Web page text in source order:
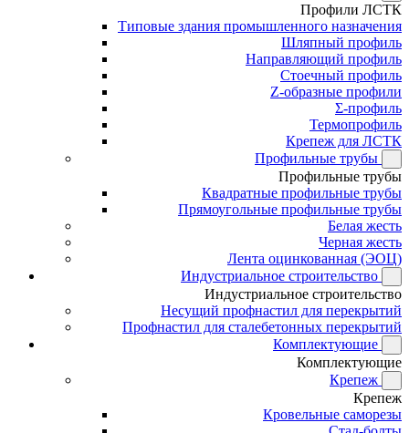
Профили ЛСТК
Типовые здания промышленного назначения
Шляпный профиль
Направляющий профиль
Стоечный профиль
Z-образные профили
Σ-профиль
Термопрофиль
Крепеж для ЛСТК
Профильные трубы
Профильные трубы
Квадратные профильные трубы
Прямоугольные профильные трубы
Белая жесть
Черная жесть
Лента оцинкованная (ЭОЦ)
Индустриальное строительство
Индустриальное строительство
Несущий профнастил для перекрытий
Профнастил для сталебетонных перекрытий
Комплектующие
Комплектующие
Крепеж
Крепеж
Кровельные саморезы